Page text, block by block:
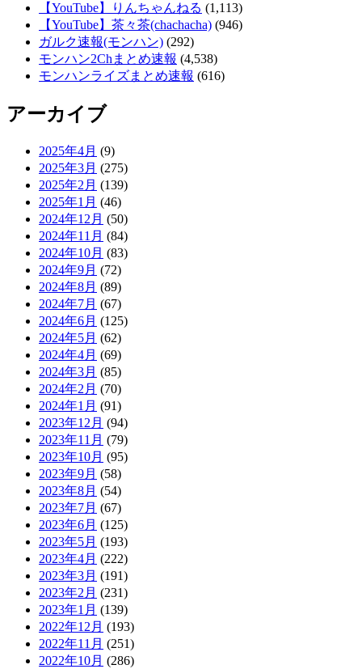
【YouTube】りんちゃんねる (1,113)
【YouTube】茶々茶(chachacha) (946)
ガルク速報(モンハン) (292)
モンハン2Chまとめ速報 (4,538)
モンハンライズまとめ速報 (616)
アーカイブ
2025年4月 (9)
2025年3月 (275)
2025年2月 (139)
2025年1月 (46)
2024年12月 (50)
2024年11月 (84)
2024年10月 (83)
2024年9月 (72)
2024年8月 (89)
2024年7月 (67)
2024年6月 (125)
2024年5月 (62)
2024年4月 (69)
2024年3月 (85)
2024年2月 (70)
2024年1月 (91)
2023年12月 (94)
2023年11月 (79)
2023年10月 (95)
2023年9月 (58)
2023年8月 (54)
2023年7月 (67)
2023年6月 (125)
2023年5月 (193)
2023年4月 (222)
2023年3月 (191)
2023年2月 (231)
2023年1月 (139)
2022年12月 (193)
2022年11月 (251)
2022年10月 (286)